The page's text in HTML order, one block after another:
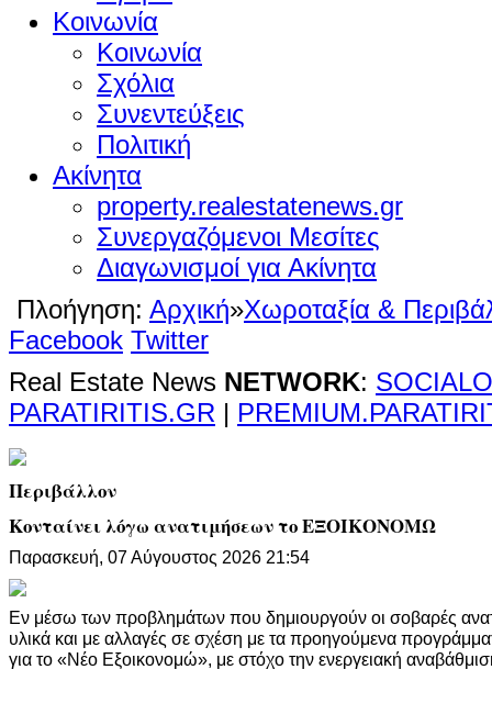
Κοινωνία
Κοινωνία
Σχόλια
Συνεντεύξεις
Πολιτική
Ακίνητα
property.realestatenews.gr
Συνεργαζόμενοι Μεσίτες
Διαγωνισμοί για Ακίνητα
Πλοήγηση: Αρχική»Χωροταξία &
Facebook Twitter
Real Estate News NETWORK:
PARATIRITIS.GR |
Περιβάλλον
Κονταίνει λόγω ανατιμήσεων το ΕΞΟΙΚΟΝΟΜΩ
Παρασκευή, 07 Αύγουστος 2026 21:54
Εν μέσω των προβλημάτων που δημιουργούν οι σοβαρές
υλικά και με αλλαγές σε σχέση με τα προηγούμενα
για το «Νέο Εξοικονομώ», με στόχο την ενεργειακή